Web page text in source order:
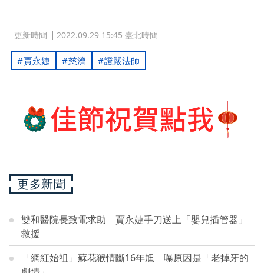
更新時間 2022.09.29 15:45 臺北時間
賈永婕 慈濟 證嚴法師
更多新聞
雙和醫院長致電求助 賈永婕手刀送上「嬰兒插管器」
救援
「網紅始祖」蘇花猴情斷16年尪 曝原因是「老掉牙的